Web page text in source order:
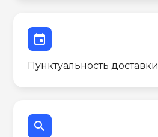
event
Пунктуальность доставки
search